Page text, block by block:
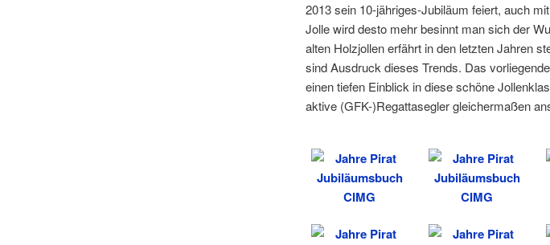
2013 sein 10-jähriges-Jubiläum feiert, auch
Jolle wird desto mehr besinnt man sich der
alten Holzjollen erfährt in den letzten Jahren
sind Ausdruck dieses Trends. Das
einen tiefen Einblick in diese schöne
aktive (GFK-)Regattasegler gleichermaßen